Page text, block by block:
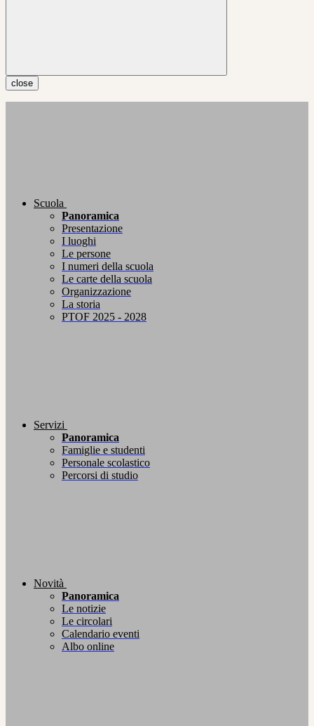
close
Scuola
Panoramica
Presentazione
I luoghi
Le persone
I numeri della scuola
Le carte della scuola
Organizzazione
La storia
PTOF 2025 - 2028
Servizi
Panoramica
Famiglie e studenti
Personale scolastico
Percorsi di studio
Novità
Panoramica
Le notizie
Le circolari
Calendario eventi
Albo online